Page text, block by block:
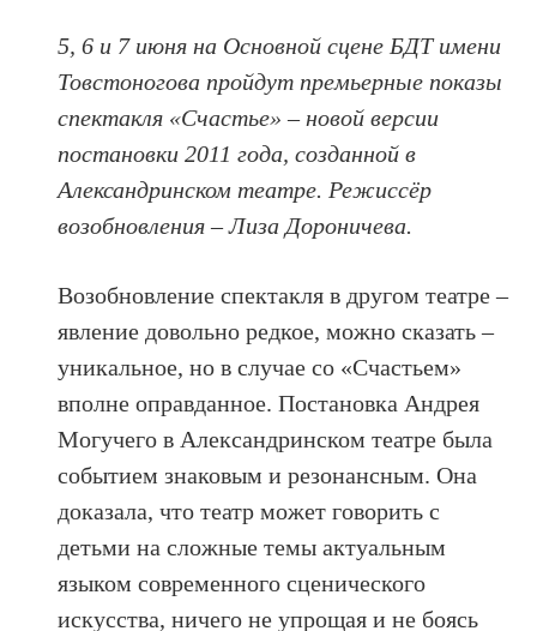
5, 6 и 7 июня на Основной сцене БДТ имени
Товстоногова пройдут премьерные показы
спектакля «Счастье» – новой версии
постановки 2011 года, созданной в
Александринском театре. Режиссёр
возобновления – Лиза Дороничева.
Возобновление спектакля в другом театре –
явление довольно редкое, можно сказать –
уникальное, но в случае со «Счастьем»
вполне оправданное. Постановка Андрея
Могучего в Александринском театре была
событием знаковым и резонансным. Она
доказала, что театр может говорить с
детьми на сложные темы актуальным
языком современного сценического
искусства, ничего не упрощая и не боясь